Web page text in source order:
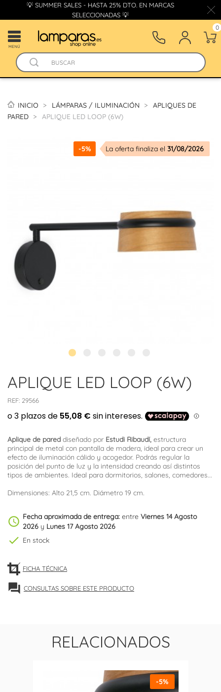
💡 SUMMER SALES - HASTA 25% DTO. EN MARCAS
SELECCIONADAS 💡
MENÚ
0
INICIO LÁMPARAS / ILUMINACIÓN
APLIQUES DE
PARED
APLIQUE LED LOOP (6W)
-5% La oferta finaliza el 31/08/2026
APLIQUE LED LOOP (6W)
REF: 29566
Aplique de pared diseñado por Estudi Ribaudí, estructura
principal de metal con pantalla de madera, ideal para crear un
efecto de iluminación cálido y acogedor. Podrás regular la
posición del punto de luz y la intensidad creando así distintos
tipos de ambientes. Ideal para dormitorios, salones, comedores...
Dimensiones: Alto 21,5 cm. Diámetro 19 cm.
schedule Fecha aproximada de entrega: entre Viernes 14 Agosto
2026 y Lunes 17 Agosto 2026
check En stock
FICHA TÉCNICA
forum CONSULTAS SOBRE ESTE PRODUCTO
RELACIONADOS
-5%